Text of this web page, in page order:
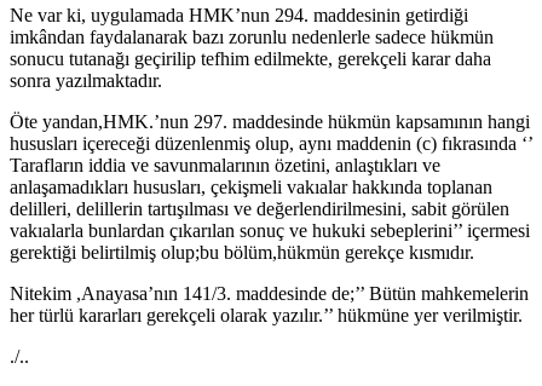
Ne var ki, uygulamada HMK’nun 294. maddesinin getirdiği
imkândan faydalanarak bazı zorunlu nedenlerle sadece hükmün
sonucu tutanağı geçirilip tefhim edilmekte, gerekçeli karar daha
sonra yazılmaktadır.
Öte yandan,HMK.’nun 297. maddesinde hükmün kapsamının hangi
hususları içereceği düzenlenmiş olup, aynı maddenin (c) fıkrasında ‘’
Tarafların iddia ve savunmalarının özetini, anlaştıkları ve
anlaşamadıkları hususları, çekişmeli vakıalar hakkında toplanan
delilleri, delillerin tartışılması ve değerlendirilmesini, sabit görülen
vakıalarla bunlardan çıkarılan sonuç ve hukuki sebeplerini’’ içermesi
gerektiği belirtilmiş olup;bu bölüm,hükmün gerekçe kısmıdır.
Nitekim ,Anayasa’nın 141/3. maddesinde de;’’ Bütün mahkemelerin
her türlü kararları gerekçeli olarak yazılır.’’ hükmüne yer verilmiştir.
./..